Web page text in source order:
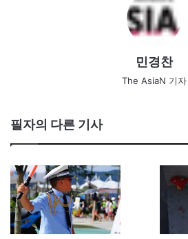
민경찬
The AsiaN 기자
필자의 다른 기사